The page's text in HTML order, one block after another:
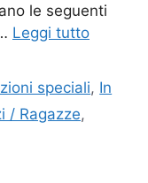
le seguenti
Leggi tutto
speciali, In
/ Ragazze,